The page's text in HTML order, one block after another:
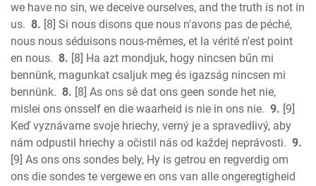
we have no sin, we deceive ourselves, and the truth is not in
us. 8. [8] Si nous disons que nous n'avons pas de péché,
nous nous séduisons nous-mêmes, et la vérité n'est point
en nous. 8. [8] Ha azt mondjuk, hogy nincsen bűn mi
bennünk, magunkat csaljuk meg és igazság nincsen mi
bennünk. 8. [8] As ons sê dat ons geen sonde het nie,
mislei ons onsself en die waarheid is nie in ons nie. 9. [9]
Keď vyznávame svoje hriechy, verný je a spravedlivý, aby
nám odpustil hriechy a očistil nás od každej neprávosti. 9.
[9] As ons ons sondes bely, Hy is getrou en regverdig om
ons die sondes te vergewe en ons van alle ongeregtigheid